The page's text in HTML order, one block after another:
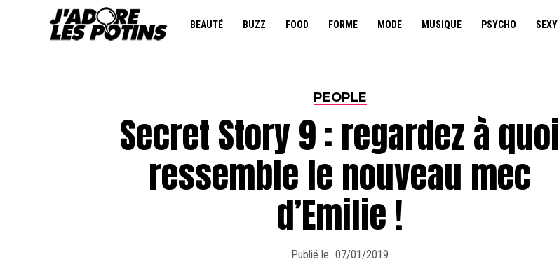
BEAUTÉ BUZZ FOOD FORME MODE MUSIQUE PSYCHO SEXY
PEOPLE
Secret Story 9 : regardez à quoi
ressemble le nouveau mec
d’Emilie !
Publié le 07/01/2019